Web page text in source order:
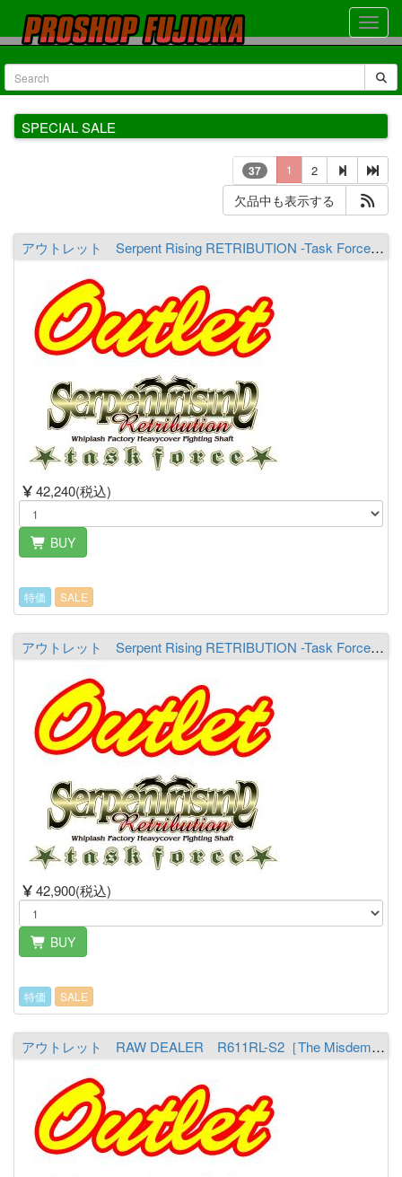
SPECIAL SALE
37 1 2
欠品中も表示する
アウトレット Serpent Rising RETRIBUTION -Task Force- XSR703GX-TFS bds THE Aeronaga-boundless ※必ず商品詳細をご覧の上ご注文下さい。（送料￥2,000 ※沖縄除く）
42,240(税込)
BUY
特価 SALE
アウトレット Serpent Rising RETRIBUTION -Task Force- XSR703JX-TFS bds THE Hydronaga-boundless ※必ず商品詳細をご覧の上ご注文下さい。（送料￥2,000 ※沖縄除く）
42,900(税込)
BUY
特価 SALE
アウトレット RAW DEALER R611RL-S2［The Misdemeanor ST］ ※必ず商品詳細をご覧の上ご注文下さい。（送料￥1,700 ※沖縄除く）